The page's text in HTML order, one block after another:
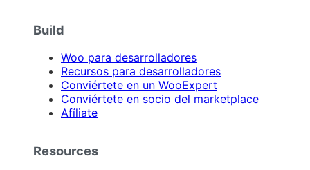
Build
Woo para desarrolladores
Recursos para desarrolladores
Conviértete en un WooExpert
Conviértete en socio del marketplace
Afíliate
Resources